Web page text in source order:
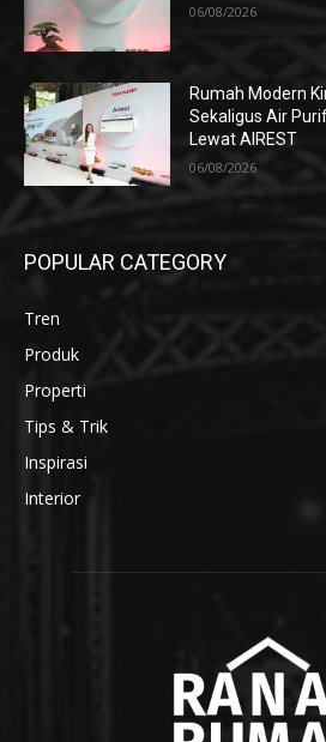
06/08/2026
Rumah Modern
Sekaligus Air
Lewat AIREST
06/08/2026
POPULAR CATEGORY
Tren
Produk
Properti
Tips & Trik
Inspirasi
Interior